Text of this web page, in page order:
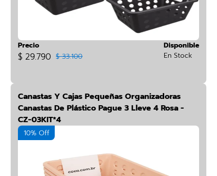
Precio
$ 29.790 $ 33.100
Disponible
En Stock
Canastas Y Cajas Pequeñas Organizadoras
Canastas De Plástico Pague 3 Lleve 4 Rosa -
CZ-03KIT*4
10% Off